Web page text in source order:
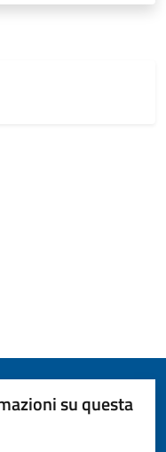
su questa